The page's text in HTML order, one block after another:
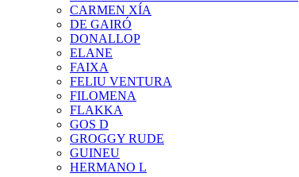
CARMEN XÍA
DE GAIRÓ
DONALLOP
ELANE
FAIXA
FELIU VENTURA
FILOMENA
FLAKKA
GOS D
GROGGY RUDE
GUINEU
HERMANO L